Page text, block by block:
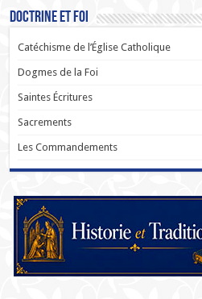
Doctrine et Foi
Catéchisme de l’Église Catholique
Dogmes de la Foi
Saintes Écritures
Sacrements
Les Commandements